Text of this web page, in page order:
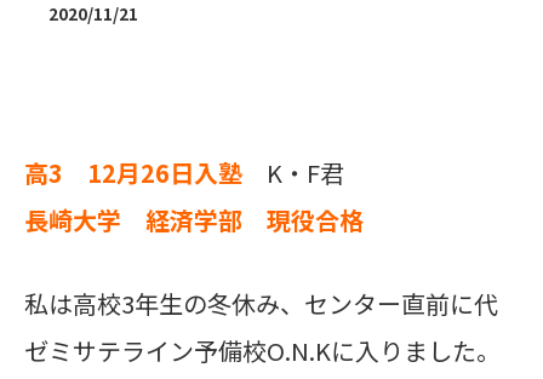
2020/11/21
高3 12月26日入塾 K・F君
長崎大学 経済学部 現役合格
私は高校3年生の冬休み、センター直前に代
ゼミサテライン予備校O.N.Kに入りました。